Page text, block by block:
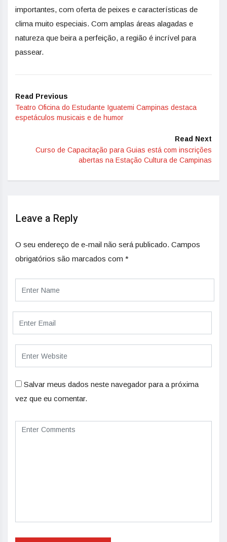
importantes, com oferta de peixes e características de
clima muito especiais. Com amplas áreas alagadas e
natureza que beira a perfeição, a região é incrível para
passear.
Read Previous
Teatro Oficina do Estudante Iguatemi Campinas destaca
espetáculos musicais e de humor
Read Next
Curso de Capacitação para Guias está com inscrições
abertas na Estação Cultura de Campinas
Leave a Reply
O seu endereço de e-mail não será publicado. Campos
obrigatórios são marcados com *
Salvar meus dados neste navegador para a próxima
vez que eu comentar.